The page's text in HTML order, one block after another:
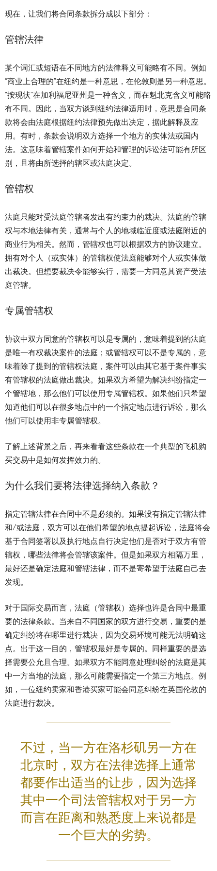
现在，让我们将合同条款拆分成以下部分：
管辖法律
某个词汇或短语在不同地方的法律释义可能略有不同。例如
“商业上合理的”在纽约是一种意思，在伦敦则是另一种意思。
“按现状”在加利福尼亚州是一种含义，而在魁北克含义可能略
有不同。因此，当双方谈到纽约法律适用时，意思是合同条
款将会由法庭根据纽约法律预先做出决定，据此解释及应
用。有时，条款会说明双方选择一个地方的实体法或国内
法。这意味着管辖案件如何开始和管理的诉讼法可能有所区
别，且将由所选择的辖区或法庭决定。
管辖权
法庭只能对受法庭管辖者发出有约束力的裁决。法庭的管辖
权与本地法律有关，通常与个人的地域临近度或法庭附近的
商业行为相关。然而，管辖权也可以根据双方的协议建立。
拥有对个人（或实体）的管辖权使法庭能够对个人或实体做
出裁决。但想要裁决令能够实行，需要一方同意其资产受法
庭管辖。
专属管辖权
协议中双方同意的管辖权可以是专属的，意味着提到的法庭
是唯一有权裁决案件的法庭；或管辖权可以不是专属的，意
味着除了提到的管辖权法庭，案件可以由其它基于案件事实
有管辖权的法庭做出裁决。如果双方希望为解决纠纷指定一
个管辖地，那么他们可以使用专属管辖权。如果他们只希望
知道他们可以在很多地点中的一个指定地点进行诉讼，那么
他们可以使用非专属管辖权。
了解上述背景之后，再来看看这些条款在一个典型的飞机购
买交易中是如何发挥效力的。
为什么我们要将法律选择纳入条款？
指定管辖法律在合同中不是必须的。如果没有指定管辖法律
和/或法庭，双方可以在他们希望的地点提起诉讼，法庭将会
基于合同签署以及执行地点自行决定他们是否对于双方有管
辖权，哪些法律将会管辖该案件。但是如果双方相隔万里，
最好还是确定法庭和管辖法律，而不是寄希望于法庭自己去
发现。
对于国际交易而言，法庭（管辖权）选择也许是合同中最重
要的法律条款。当来自不同国家的双方进行交易，重要的是
确定纠纷将在哪里进行裁决，因为交易环境可能无法明确这
点。出于这一目的，管辖权最好是专属的。同样重要的是选
择需要公允且合理。如果双方不能同意处理纠纷的法庭是其
中一方当地的法庭，那么可能需要指定一个第三方地点。例
如，一位纽约卖家和香港买家可能会同意纠纷在英国伦敦的
法庭进行裁决。
不过，当一方在洛杉矶另一方在
北京时，双方在法律选择上通常
都要作出适当的让步，因为选择
其中一个司法管辖权对于另一方
而言在距离和熟悉度上来说都是
一个巨大的劣势。